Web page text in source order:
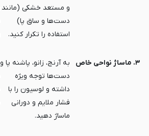
و مستعد خشکی (مانند
دست‌ها و ساق پا)
استفاده را تکرار کنید.
۳. ماساژ نواحی خاص
به آرنج، زانو، پاشنه پا و
دست‌ها توجه ویژه
داشته و لوسیون را با
فشار ملایم و دورانی
ماساژ دهید.